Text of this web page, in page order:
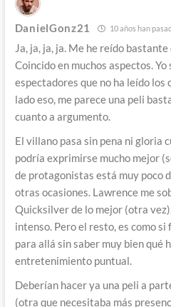
DanielGonz21 10 años han
Ja, ja, ja, ja. Me he reído
Coincido en muchos aspectos. Yo
espectadores que no ha leído los
lado eso, me parece una peli
cuanto a argumento.
El villano pasa sin pena ni gloria
podría exprimirse mucho mejor
de protagonistas está muy poco
otras ocasiones. Lawrence me
Quicksilver de lo mejor (otra
intenso. Pero el resto, es como
para allá sin saber muy bien qué
entretenimiento puntual.
Deberían hacer ya una peli a
(otra que necesitaba más